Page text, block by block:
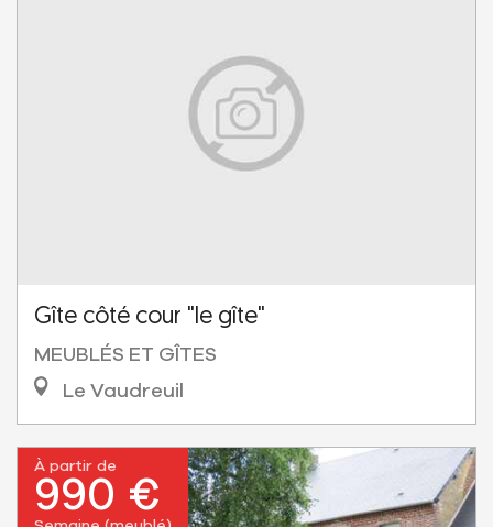
Gîte côté cour "le gîte"
MEUBLÉS ET GÎTES
Le Vaudreuil
À partir de
990 €